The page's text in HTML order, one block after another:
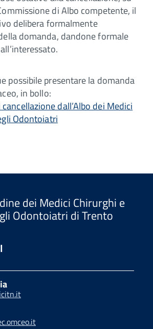
di Albo competente, il
delibera formalmente
domanda, dandone formale
possibile presentare la domanda
in bollo:
dall’Albo dei Medici
Odontoiatri
dei Medici Chirurghi e
Odontoiatri di Trento